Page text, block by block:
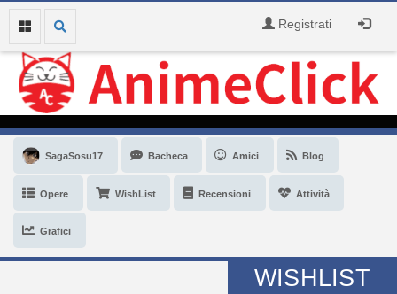
Registrati
SagaSosu17 Bacheca Amici Blog
Opere WishList Recensioni Attività
Grafici
WISHLIST